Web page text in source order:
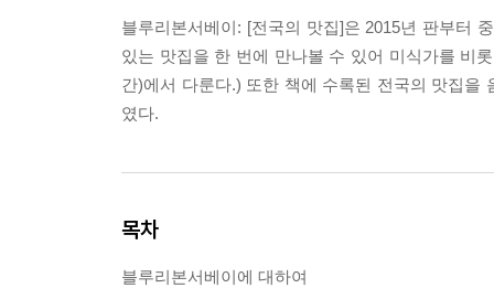
블루리본서베이: [전국의 맛집]은 2015년 판부터
있는 맛집을 한 번에 만나볼 수 있어 미식가를 비
간)에서 다룬다.) 또한 책에 수록된 전국의 맛집을
였다.
목차
블루리본서베이에 대하여